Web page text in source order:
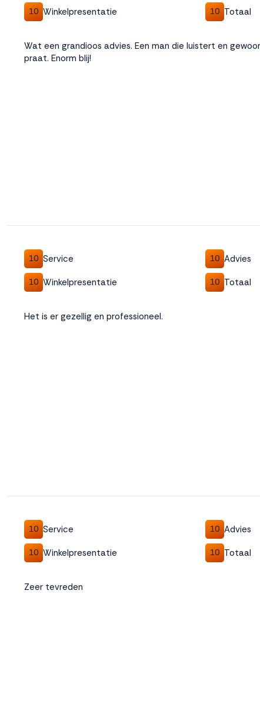
10 Winkelpresentatie 10 Totaal
Wat een grandioos advies. Een man die luistert en
praat. Enorm blij!
10 Service 10 Advies
10 Winkelpresentatie 10 Totaal
Het is er gezellig en professioneel.
10 Service 10 Advies
10 Winkelpresentatie 10 Totaal
Zeer tevreden